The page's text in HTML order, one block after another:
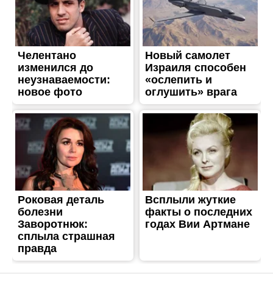
ТРЕШ
Поранена жінка,
пошкоджена міськрада,
згоріли вантажівки:
наслідки масованих
обстрілів Нікопольського
району
Опубліковано